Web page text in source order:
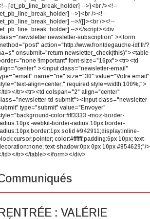
[et_pb_line_break_holder] -->}<br /><!--
-->}<br /><!--
-->//]]><br /><!--
--></script><div
newsletter-subscription" ><form
action="http://www.frontdegauche-idf.fr/?
onsubmit="return newsletter_check(this)"><table
!important" font-size="16px"><tr><td
><input class="newsletter-email"
name="ne" size="30" value="Votre email"
align=center;" required style=width:100%;">
td></tr><tr><td colspan="2" align="center"
td-submit"><input class="newsletter-
type="submit" value="Envoyer"
color:#ff3333;-moz-border-
webkit-border-radius:10px;border-
solid #942911;display:inline-
color:#ffffff;padding:6px 10px; text-
text-shadow:0px 0px 10px #854629;"/>
td></tr></table></form></div>
: VALÉRIE